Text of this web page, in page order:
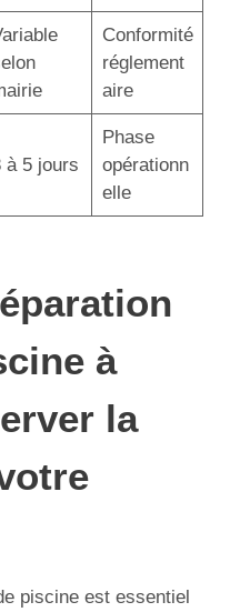
Conformité
réglement
aire
à 5 jours
Phase
opérationn
elle
à
la
piscine est essentiel